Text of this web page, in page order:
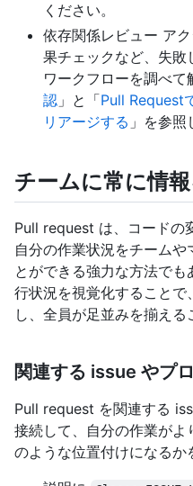
ください。
依存関係レビュー ア
果チェックなど、失
ワークフローを調べて
認 」と「Pull Request
リアージする 」を参照
チームに常に情
Pull request は、コードの
自分の作業状況をチーム
とができる強力な方法で
行状況を視覚化することで
し、全員が足並みを揃える
関連する issue やプ
Pull request を関連する
接続して、自分の作業が
のような位置付けになるか